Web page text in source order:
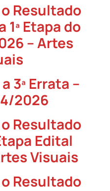
Resultado
Etapa do
– Artes
3ª Errata –
2026
Resultado
Edital
Visuais
Resultado